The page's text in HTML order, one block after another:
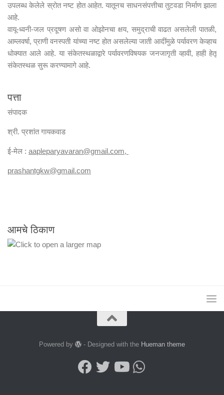
उपलब्ध केलेले स्रोत नष्ट होत आहेत. यातूनच साधनसंपत्तीचा तुटवडा निर्माण झाला
आहे.
वायू-ध्वनी-जल प्रदूषण असो वा ओझोनचा क्षय, समुद्राची वाढत असलेली पातळी,
आम्लवर्षा, प्राणी वनस्पती यांच्या नष्ट होत असलेल्या जाती आदींमुळे पर्यावरण केव्हाच
धोक्यात आले आहे. या संकेतस्थळाद्वारे पर्यावरणविषयक जनजागृती व्हावी, हाही हेतू
संकेतस्थळ सुरू करण्यामागे आहे.
पत्ता
संपादक
श्री. प्रशांत गायकवाड
ई-मेल : aapleparyavaran@gmail.com,
prashantgkw@gmail.com
आमचे ठिकाण
Powered by - Designed with the Hueman theme